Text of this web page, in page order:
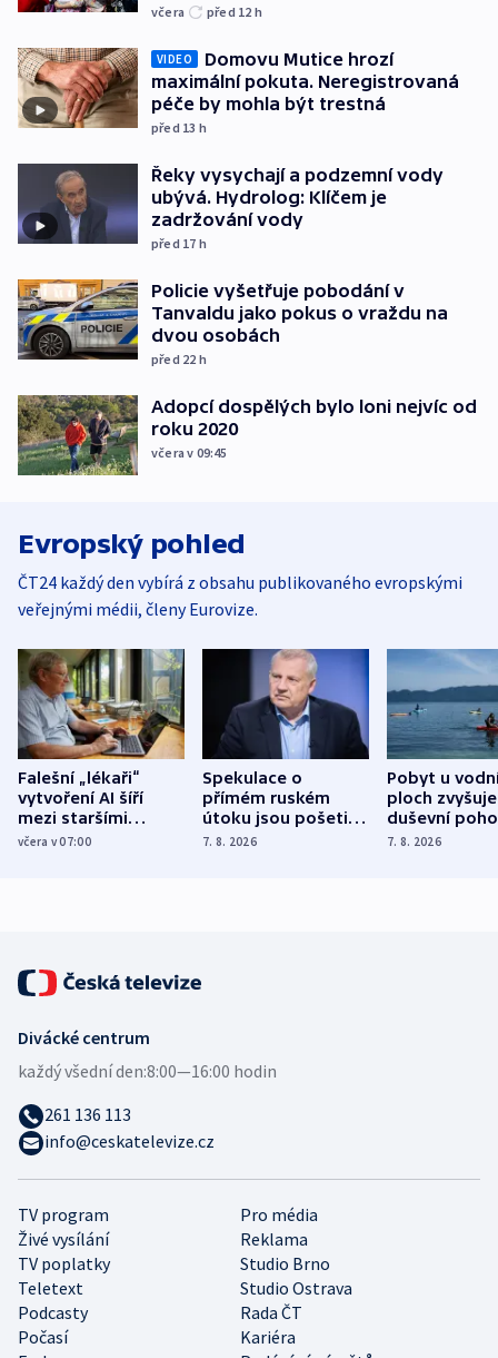
včera před 12 h
VIDEO
Domovu Mutice hrozí
maximální pokuta. Neregistrovaná
péče by mohla být trestná
před 13 h
Řeky vysychají a podzemní vody
ubývá. Hydrolog: Klíčem je
zadržování vody
před 17 h
Policie vyšetřuje pobodání v
Tanvaldu jako pokus o vraždu na
dvou osobách
před 22 h
Adopcí dospělých bylo loni nejvíc od
roku 2020
včera v 09:45
Evropský pohled
ČT24 každý den vybírá z obsahu publikovaného evropskými
veřejnými médii, členy Eurovize.
Falešní „lékaři“
vytvoření AI šíří
mezi staršími
Poláky nebezpečné
včera v 07:00
Spekulace o
přímém ruském
útoku jsou pošetilé,
míní estonský
7. 8. 2026
Pobyt u
ploch zvyšuje
duševní
ukázala
7. 8. 2026
TV program
Pro média
Živé vysílání
Reklama
TV poplatky
Studio Brno
Teletext
Studio Ostrava
Podcasty
Rada ČT
Počasí
Kariéra
Divácké centrum
každý všední den:8:00—16:00 hodin
261 136 113
info@ceskatelevize.cz